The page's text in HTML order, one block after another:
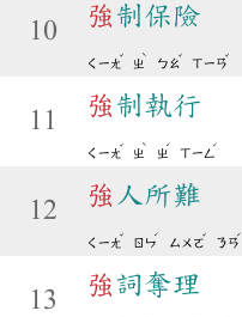
10
強 制保險
ㄑㄧㄤ
ˇ
ㄓ
ˋ
ㄅㄠ
ˇ
ㄒㄧㄢ
ˇ
11
強 制執行
ㄑㄧㄤ
ˇ
ㄓ
ˋ
ㄓ
ˊ
ㄒㄧㄥ
ˊ
12
強 人所難
ㄑㄧㄤ
ˇ
ㄖㄣ
ˊ
ㄙㄨㄛ
ˇ
ㄋㄢ
ˊ
13
強詞奪理